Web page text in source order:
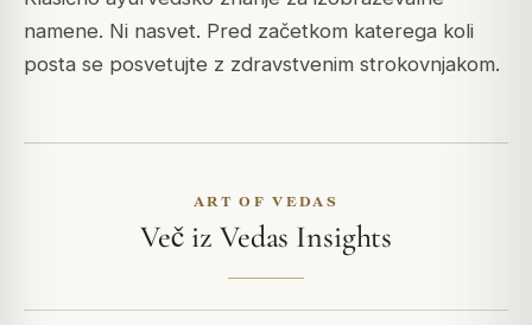
namene. Ni nasvet. Pred začetkom katerega koli
posta se posvetujte z zdravstvenim strokovnjakom.
ART OF VEDAS
Več iz Vedas Insights